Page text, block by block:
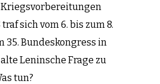
traf sich vom 6. bis zum 8.
35. Bundeskongress in
Leninsche Frage zu
tun?